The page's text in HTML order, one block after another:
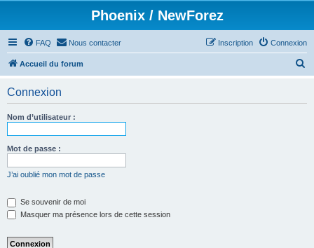
Phoenix / NewForez
FAQ Nous contacter Connexion
Inscription
Accueil du forum
Connexion
Nom d’utilisateur :
Mot de passe :
J’ai oublié mon mot de passe
Se souvenir de moi
Masquer ma présence lors de cette session